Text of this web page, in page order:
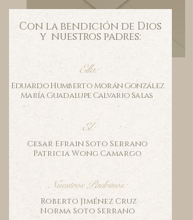
Con la bendición de Dios
y nuestros padres:
Ella:
Eduardo Humberto Morán González
​María Guadalupe Calvario Salas
El:
Cesar Efrain Soto Serrano
Patricia Wong Camargo
Nuestros Padrinos:
Roberto Jiménez Cruz
​Norma Soto Serrano